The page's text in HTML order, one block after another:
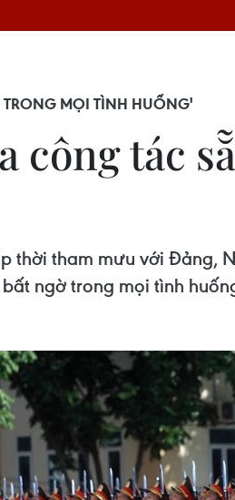
MỌI TÌNH HUỐNG'
tác
thời tham mưu với Đảng,
ngờ trong mọi tình